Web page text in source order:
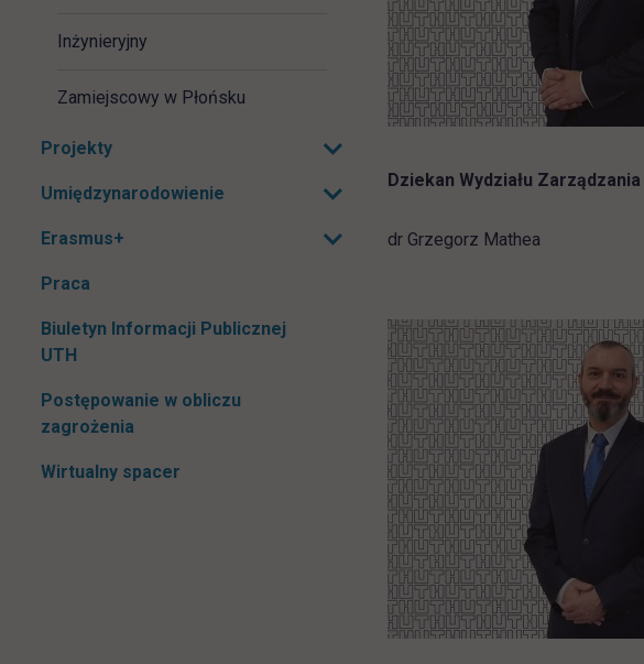
Inżynieryjny
Zamiejscowy w Płońsku
Projekty Rozwiń podmenu
Umiędzynarodowienie Rozwiń podmenu
Erasmus+
Praca
Biuletyn Informacji Publicznej
UTH
Postępowanie w obliczu
zagrożenia
Wirtualny spacer
Dziekan Wydziału
dr Grzegorz Mathea